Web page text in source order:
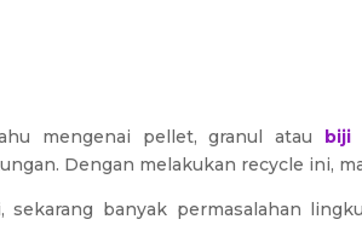
mengenai pellet, granul atau biji
Dengan melakukan recycle ini,
sekarang banyak permasalahan